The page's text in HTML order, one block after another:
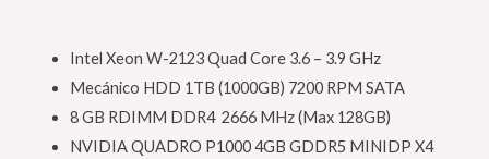
Intel Xeon W-2123 Quad Core 3.6 – 3.9 GHz
Mecánico HDD 1TB (1000GB) 7200 RPM SATA
8 GB RDIMM DDR4 2666 MHz (Max 128GB)
NVIDIA QUADRO P1000 4GB GDDR5 MINIDP X4